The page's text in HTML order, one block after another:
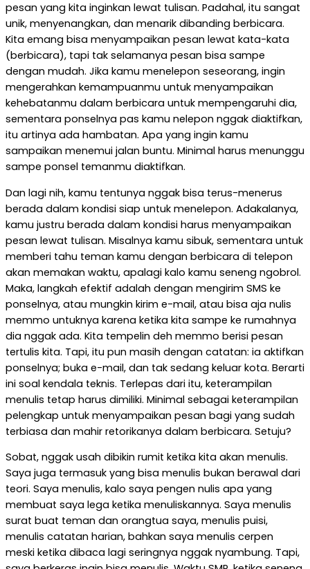
pesan yang kita inginkan lewat tulisan. Padahal, itu sangat
unik, menyenangkan, dan menarik dibanding berbicara.
Kita emang bisa menyampaikan pesan lewat kata-kata
(berbicara), tapi tak selamanya pesan bisa sampe
dengan mudah. Jika kamu menelepon seseorang, ingin
mengerahkan kemampuanmu untuk menyampaikan
kehebatanmu dalam berbicara untuk mempengaruhi dia,
sementara ponselnya pas kamu nelepon nggak diaktifkan,
itu artinya ada hambatan. Apa yang ingin kamu
sampaikan menemui jalan buntu. Minimal harus menunggu
sampe ponsel temanmu diaktifkan.
Dan lagi nih, kamu tentunya nggak bisa terus-menerus
berada dalam kondisi siap untuk menelepon. Adakalanya,
kamu justru berada dalam kondisi harus menyampaikan
pesan lewat tulisan. Misalnya kamu sibuk, sementara untuk
memberi tahu teman kamu dengan berbicara di telepon
akan memakan waktu, apalagi kalo kamu seneng ngobrol.
Maka, langkah efektif adalah dengan mengirim SMS ke
ponselnya, atau mungkin kirim e-mail, atau bisa aja nulis
memmo untuknya karena ketika kita sampe ke rumahnya
dia nggak ada. Kita tempelin deh memmo berisi pesan
tertulis kita. Tapi, itu pun masih dengan catatan: ia aktifkan
ponselnya; buka e-mail, dan tak sedang keluar kota. Berarti
ini soal kendala teknis. Terlepas dari itu, keterampilan
menulis tetap harus dimiliki. Minimal sebagai keterampilan
pelengkap untuk menyampaikan pesan bagi yang sudah
terbiasa dan mahir retorikanya dalam berbicara. Setuju?
Sobat, nggak usah dibikin rumit ketika kita akan menulis.
Saya juga termasuk yang bisa menulis bukan berawal dari
teori. Saya menulis, kalo saya pengen nulis apa yang
membuat saya lega ketika menuliskannya. Saya menulis
surat buat teman dan orangtua saya, menulis puisi,
menulis catatan harian, bahkan saya menulis cerpen
meski ketika dibaca lagi seringnya nggak nyambung. Tapi,